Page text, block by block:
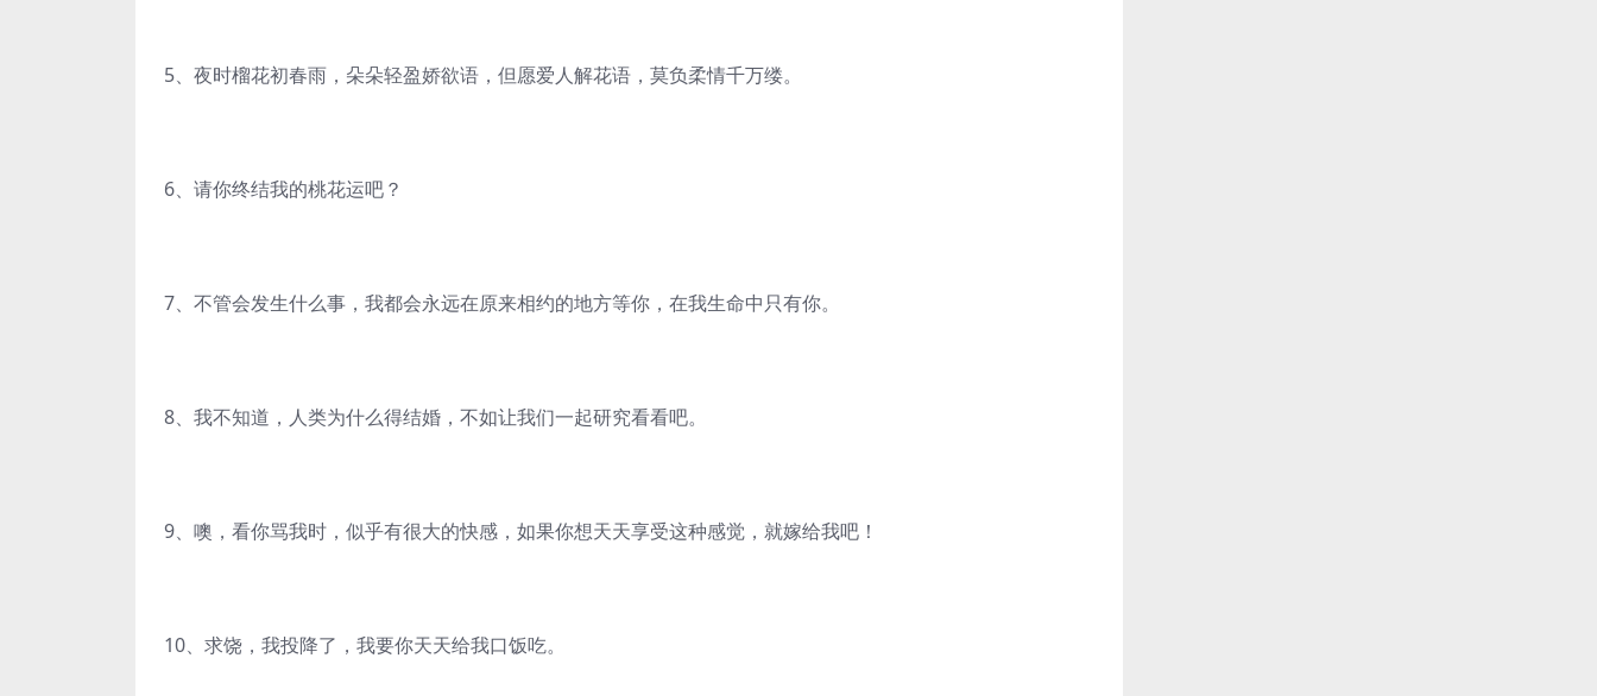
5、夜时榴花初春雨，朵朵轻盈娇欲语，但愿爱人解花语，莫负柔情千万缕。
6、请你终结我的桃花运吧？
7、不管会发生什么事，我都会永远在原来相约的地方等你，在我生命中只有你。
8、我不知道，人类为什么得结婚，不如让我们一起研究看看吧。
9、噢，看你骂我时，似乎有很大的快感，如果你想天天享受这种感觉，就嫁给我吧！
10、求饶，我投降了，我要你天天给我口饭吃。